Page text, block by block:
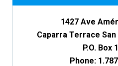
1427 Ave
Caparra Terrace
P.O. Box
Phone: